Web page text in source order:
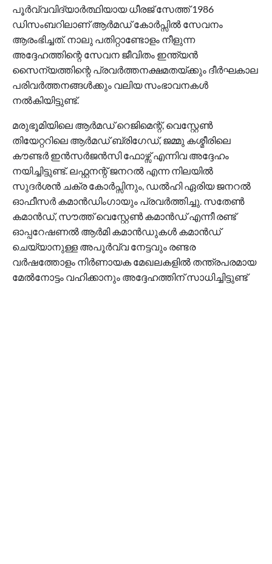
പൂർവ്വവിദ്യാർത്ഥിയായ ധീരജ് സേത്ത് 1986
ഡിസംബറിലാണ് ആർമഡ് കോർപ്സിൽ സേവനം
ആരംഭിച്ചത്. നാലു പതിറ്റാണ്ടോളം നീളുന്ന
അദ്ദേഹത്തിന്റെ സേവന ജീവിതം ഇന്ത്യൻ
സൈന്യത്തിന്റെ പ്രവർത്തനക്ഷമതയ്ക്കും ദീർഘകാല
പരിവർത്തനങ്ങൾക്കും വലിയ സംഭാവനകൾ
നൽകിയിട്ടുണ്ട്.
മരുഭൂമിയിലെ ആർമഡ് റെജിമെന്റ്, വെസ്റ്റേൺ
തിയേറ്ററിലെ ആർമഡ് ബ്രിഗേഡ്, ജമ്മു കശ്മീരിലെ
കൗണ്ടർ ഇൻസർജൻസി ഫോഴ്സ് എന്നിവ അദ്ദേഹം
നയിച്ചിട്ടുണ്ട്. ലഫ്റ്റനന്റ് ജനറൽ എന്ന നിലയിൽ
സുദർശൻ ചക്ര കോർപ്സിനും, ഡൽഹി ഏരിയ ജനറൽ
ഓഫീസർ കമാൻഡിംഗായും പ്രവർത്തിച്ചു. സതേൺ
കമാൻഡ്, സൗത്ത് വെസ്റ്റേൺ കമാൻഡ് എന്നീ രണ്ട്
ഓപ്പറേഷണൽ ആർമി കമാൻഡുകൾ കമാൻഡ്
ചെയ്യാനുള്ള അപൂർവ്വ നേട്ടവും രണ്ടര
വർഷത്തോളം നിർണായക മേഖലകളിൽ തന്ത്രപരമായ
മേൽനോട്ടം വഹിക്കാനും അദ്ദേഹത്തിന് സാധിച്ചിട്ടുണ്ട്